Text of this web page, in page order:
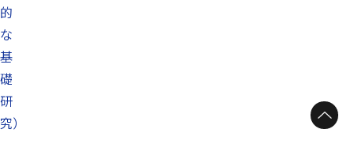
的
な
基
礎
研
究）